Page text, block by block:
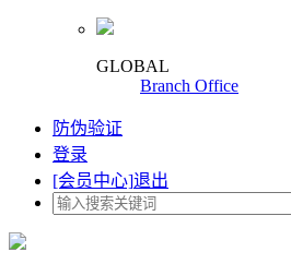
GLOBAL
Branch Office
防伪验证
登录
[会员中心]退出